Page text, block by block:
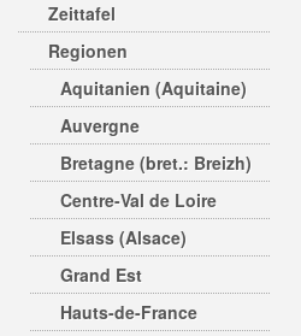
Zeittafel
Regionen
Aquitanien (Aquitaine)
Auvergne
Bretagne (bret.: Breizh)
Centre-Val de Loire
Elsass (Alsace)
Grand Est
Hauts-de-France